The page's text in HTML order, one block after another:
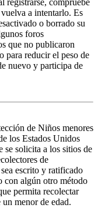
a intentarlo. Es
o borrado su
foros
que no publicaron
para reducir el peso de
nuevo y participa de
de Niños menores
los Estados Unidos
se solicita a los sitios de
de
escrito y ratificado
con algún otro método
permita recolectar
menor de edad.